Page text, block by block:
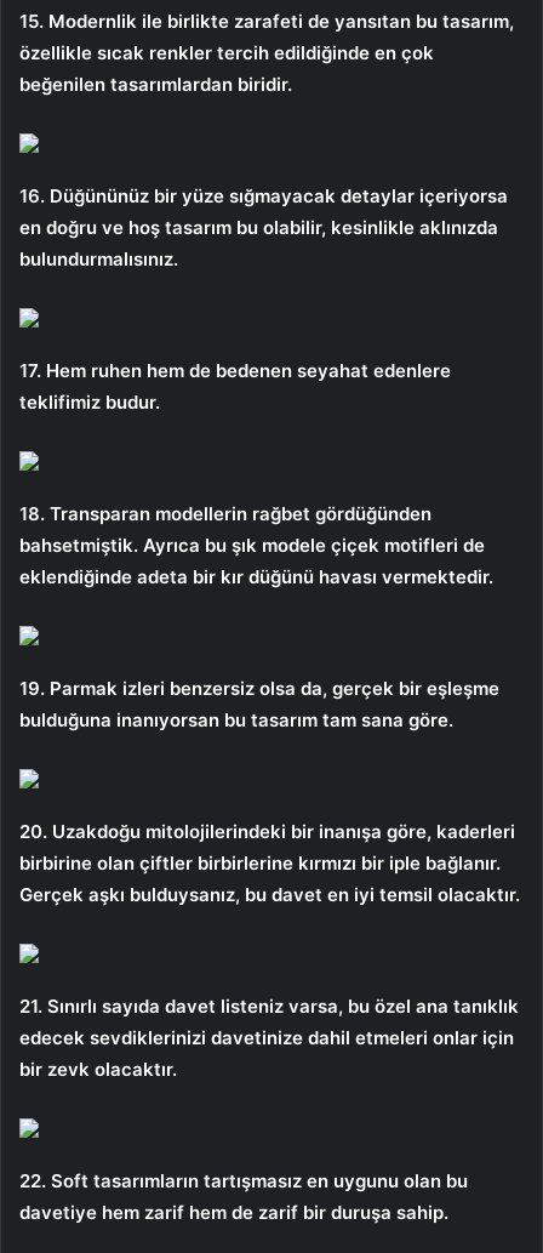
15. Modernlik ile birlikte zarafeti de yansıtan bu tasarım,
özellikle sıcak renkler tercih edildiğinde en çok
beğenilen tasarımlardan biridir.
16. Düğününüz bir yüze sığmayacak detaylar içeriyorsa
en doğru ve hoş tasarım bu olabilir, kesinlikle aklınızda
bulundurmalısınız.
17. Hem ruhen hem de bedenen seyahat edenlere
teklifimiz budur.
18. Transparan modellerin rağbet gördüğünden
bahsetmiştik. Ayrıca bu şık modele çiçek motifleri de
eklendiğinde adeta bir kır düğünü havası vermektedir.
19. Parmak izleri benzersiz olsa da, gerçek bir eşleşme
bulduğuna inanıyorsan bu tasarım tam sana göre.
20. Uzakdoğu mitolojilerindeki bir inanışa göre, kaderleri
birbirine olan çiftler birbirlerine kırmızı bir iple bağlanır.
Gerçek aşkı bulduysanız, bu davet en iyi temsil olacaktır.
21. Sınırlı sayıda davet listeniz varsa, bu özel ana tanıklık
edecek sevdiklerinizi davetinize dahil etmeleri onlar için
bir zevk olacaktır.
22. Soft tasarımların tartışmasız en uygunu olan bu
davetiye hem zarif hem de zarif bir duruşa sahip.